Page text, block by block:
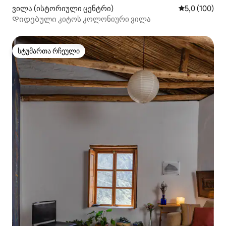
ვილა (ისტორიული ცენტრი) საშუალო
5,0 (100)
Დიდებული კიტოს კოლონიური ვილა
სტუმართა რჩეული
სტუმართა რჩეული